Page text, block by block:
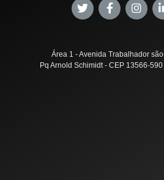
Área 1 - Avenida Trabalhador
Pq Arnold Schimidt - CEP 13566-